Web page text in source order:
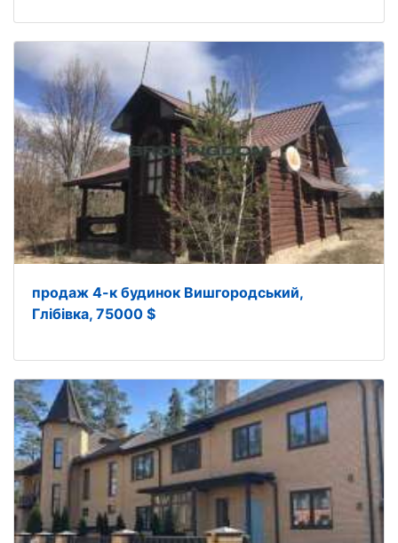
продаж 4-к будинок Вишгородський,
Глібівка, 75000 $